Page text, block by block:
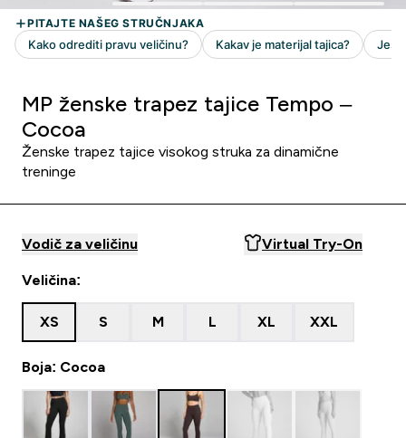
MP ženske trapez tajice Tempo –
Cocoa
Ženske trapez tajice visokog struka za dinamične
treninge
Vodič za veličinu Virtual Try-On
Veličina:
XS S M L XL XXL
Boja: Cocoa